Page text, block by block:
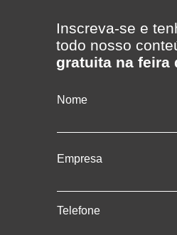
caso Supermercado Madi
com a Telecon Software &
Gestão
Inscreva-se e
todo nosso
gratuita na feira
Nome
Empresa
Telefone